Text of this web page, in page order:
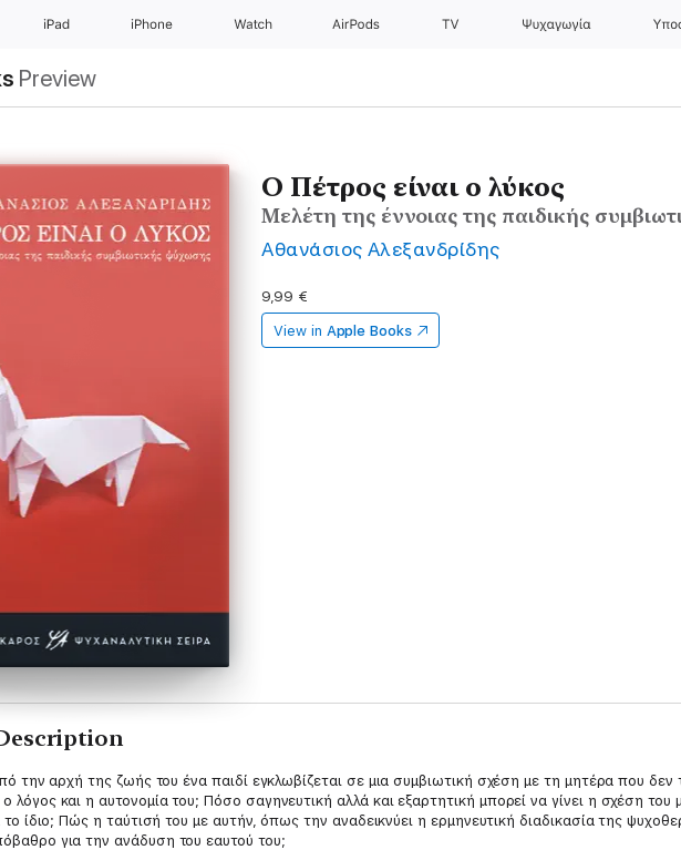
iPad iPhone Watch AirPods TV Ψυχαγωγία
Preview
Ο Πέτρος είναι ο λύκος
Μελέτη της έννοιας της παιδικής
Αθανάσιος Αλεξανδρίδης
9,99 €
View in Apple Books
την αρχή της ζωής του ένα παιδί εγκλωβίζεται σε μια συμβιωτική σχέση με τη μητέρα που
και η αυτονομία του; Πόσο σαγηνευτική αλλά και εξαρτητική μπορεί να γίνει η σχέση του
το ίδιο; Πώς η ταύτισή του με αυτήν, όπως την αναδεικνύει η ερμηνευτική διαδικασία της
για την ανάδυση του εαυτού του;